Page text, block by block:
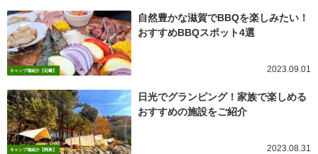
キャンプ場紹介【近畿】
自然豊かな滋賀でBBQを楽しみたい！
おすすめBBQスポット4選
2023.09.01
キャンプ場紹介【関東】
日光でグランピング！家族で楽しめる
おすすめの施設をご紹介
2023.08.31